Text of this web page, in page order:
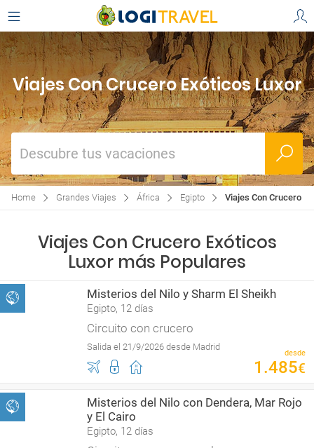
Viajes Con Crucero Exóticos Luxor
Descubre tus vacaciones
Home Grandes Viajes África Egipto Viajes Con Crucero
Viajes Con Crucero Exóticos
Luxor más Populares
Misterios del Nilo y Sharm El Sheikh
Egipto, 12 días
Circuito con crucero
Salida el 21/9/2026 desde Madrid
desde
1 .485€
Misterios del Nilo con Dendera, Mar Rojo
y El Cairo
Egipto, 12 días